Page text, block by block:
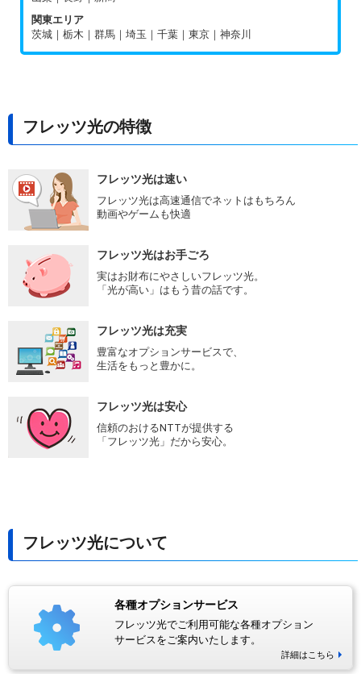
関東エリア
茨城｜栃木｜群馬｜埼玉｜千葉｜東京｜神奈川
フレッツ光の特徴
フレッツ光は速い
フレッツ光は高速通信でネットはもちろん
動画やゲームも快適
フレッツ光はお手ごろ
実はお財布にやさしいフレッツ光。
「光が高い」はもう昔の話です。
フレッツ光は充実
豊富なオプションサービスで、
生活をもっと豊かに。
フレッツ光は安心
信頼のおけるNTTが提供する
「フレッツ光」だから安心。
フレッツ光について
各種オプションサービス
フレッツ光でご利用可能な各種オプション
サービスをご案内いたします。
詳細はこちら